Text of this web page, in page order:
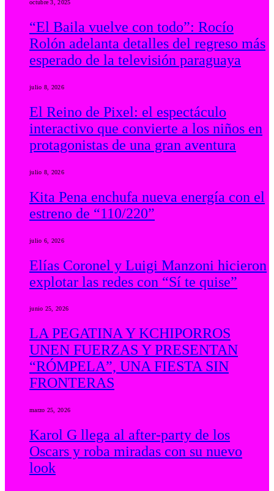
octubre 3, 2025
“El Baila vuelve con todo”: Rocío
Rolón adelanta detalles del regreso más
esperado de la televisión paraguaya
julio 8, 2026
El Reino de Pixel: el espectáculo
interactivo que convierte a los niños en
protagonistas de una gran aventura
julio 8, 2026
Kita Pena enchufa nueva energía con el
estreno de “110/220”
julio 6, 2026
Elías Coronel y Luigi Manzoni hicieron
explotar las redes con “Sí te quise”
junio 25, 2026
LA PEGATINA Y KCHIPORROS
UNEN FUERZAS Y PRESENTAN
“RÓMPELA”, UNA FIESTA SIN
FRONTERAS
marzo 25, 2026
Karol G llega al after-party de los
Oscars y roba miradas con su nuevo
look